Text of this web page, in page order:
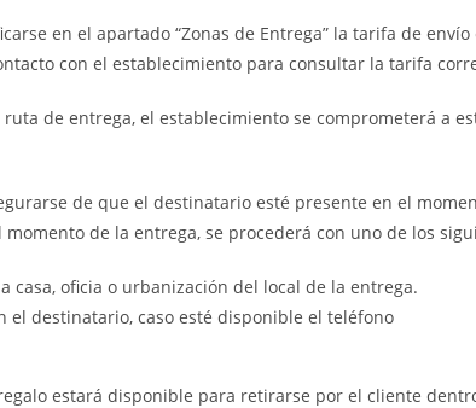
en el apartado “Zonas de Entrega” la tarifa de
con el establecimiento para consultar la tarifa
ruta de entrega, el establecimiento se comprometerá a
de que el destinatario esté presente en el
de la entrega, se procederá con uno de los
casa, oficia o urbanización del local de la entrega.
el destinatario, caso esté disponible el teléfono
estará disponible para retirarse por el cliente